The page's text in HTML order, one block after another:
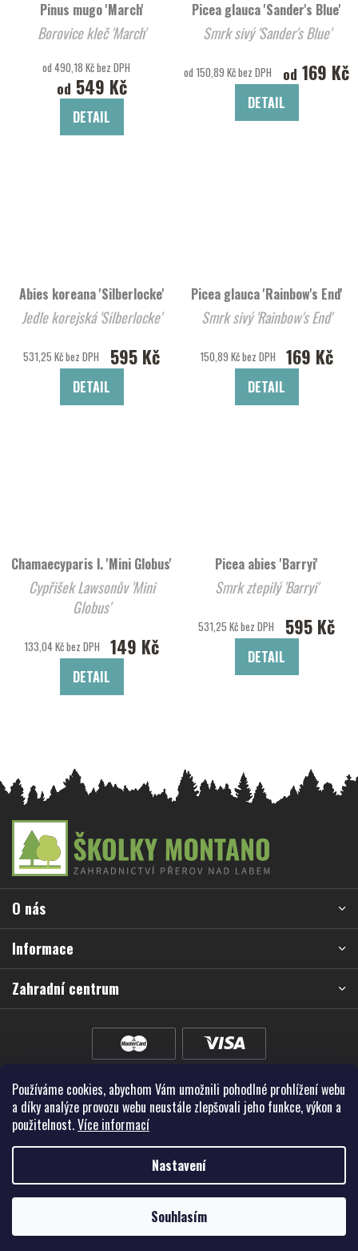
Používáme cookies, abychom Vám umožnili pohodlné prohlížení webu
a díky analýze provozu webu neustále zlepšovali jeho funkce, výkon a
použitelnost.Více informací
Nastavení
Souhlasím
Pinus mugo 'March'
Borovice kleč 'March'
od 490,18 Kč bez DPH
od 549 Kč
DETAIL
Picea glauca 'Sander's Blue'
Smrk sivý 'Sander's Blue'
od 150,89 Kč bez DPH od 169 Kč
DETAIL
Abies koreana 'Silberlocke'
Jedle korejská 'Silberlocke'
531,25 Kč bez DPH 595 Kč
DETAIL
Picea glauca 'Rainbow's End'
Smrk sivý 'Rainbow's End'
150,89 Kč bez DPH 169 Kč
DETAIL
Chamaecyparis l. 'Mini Globus'
Cypřišek Lawsonův 'Mini
Globus'
133,04 Kč bez DPH 149 Kč
DETAIL
Picea abies 'Barryi'
Smrk ztepilý 'Barryi'
531,25 Kč bez DPH 595 Kč
DETAIL
a
í
O nás
Informace
Zahradní centrum
Vytvořil Shoptet Premium
Copyright 2026Školky - Montano, spol. s r.o.. Všechna práva vyhrazena.